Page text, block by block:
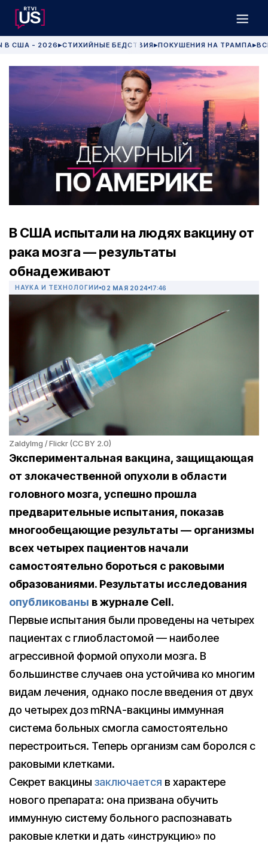
В США - 2026 ▶СТИХИЙНЫЕ БЕДСТВИЯ▶ПОКУШЕНИЯ НА ТРАМПА▶
В США испытали на людях вакцину от
рака мозга — результаты
обнадеживают
НАУКА И ТЕХНОЛОГИИ 02 МАЯ 2024 17:46
ZaldyImg / Flickr (CC BY 2.0)
Экспериментальная вакцина, защищающая
от злокачественной опухоли в области
головного мозга, успешно прошла
предварительные испытания, показав
многообещающие результаты — организмы
всех четырех пациентов начали
самостоятельно бороться с раковыми
образованиями. Результаты исследования
опубликованы в журнале Cell.
Первые испытания были проведены на четырех
пациентах с глиобластомой — наиболее
агрессивной формой опухоли мозга. В
большинстве случаев она устойчива ко многим
видам лечения, однако после введения от двух
до четырех доз mRNA-вакцины иммунная
система больных смогла самостоятельно
перестроиться. Теперь организм сам боролся с
раковыми клетками.
Секрет вакцины заключается в характере
нового препарата: она призвана обучить
иммунную систему больного распознавать
раковые клетки и дать «инструкцию» по